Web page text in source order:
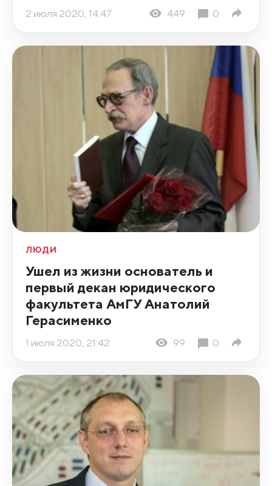
2 июля 2020, 14:47 449 0
ЛЮДИ
Ушел из жизни основатель и
первый декан юридического
факультета АмГУ Анатолий
Герасименко
1 июля 2020, 21:42 99 0